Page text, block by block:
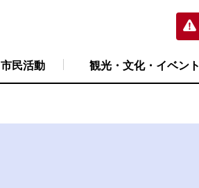
市民活動 観光・文化・イベント